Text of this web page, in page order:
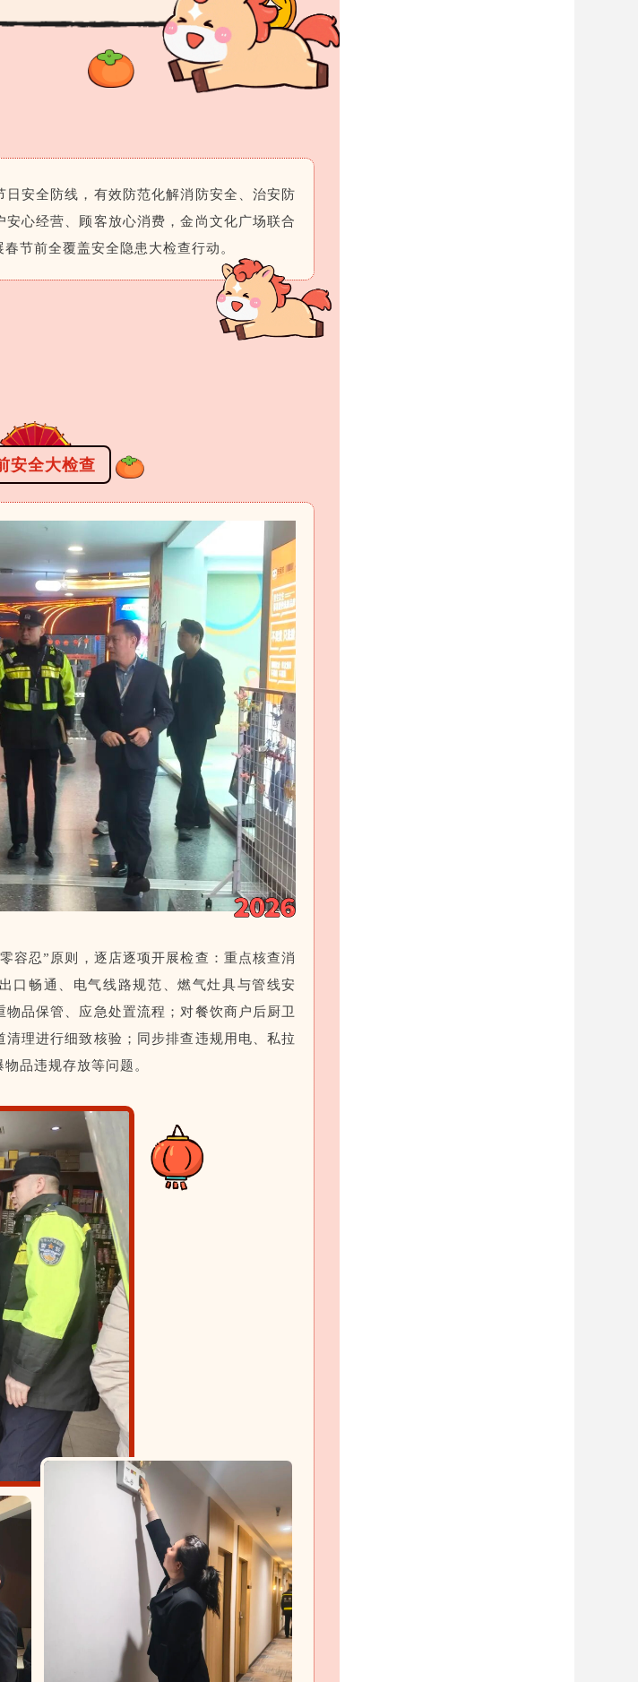
安全防线，有效防范化解消防安全、治安防
心经营、顾客放心消费，金尚文化广场联合
节前全覆盖安全隐患大检查行动。
安全大检查
容忍”原则，逐店逐项开展检查：重点核查消
口畅通、电气线路规范、燃气灶具与管线安
品保管、应急处置流程；对餐饮商户后厨卫
理进行细致核验；同步排查违规用电、私拉
品违规存放等问题。